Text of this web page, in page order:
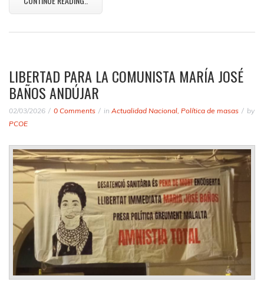
LIBERTAD PARA LA COMUNISTA MARÍA JOSÉ
BAÑOS ANDÚJAR
02/03/2026 0 Comments in Actualidad Nacional, Política de masas
by
PCOE